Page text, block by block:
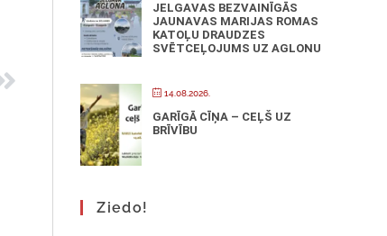
JELGAVAS BEZVAINĪGĀS
JAUNAVAS MARIJAS ROMAS
KATOĻU DRAUDZES
SVĒTCEĻOJUMS UZ AGLONU
14.08.2026.
GARĪGĀ CĪŅA – CEĻŠ UZ
BRĪVĪBU
Ziedo!